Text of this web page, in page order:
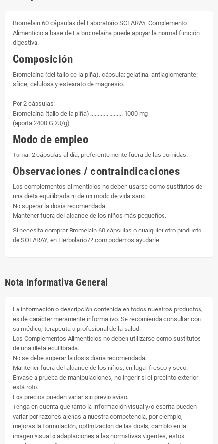
Bromelain 60 cápsulas del Laboratorio SOLARAY. Complemento
Alimenticio a base de La bromelaína puede apoyar la normal función
digestiva.
Composición
Bromelaína (del tallo de la piña), cápsula: gelatina, antiaglomerante:
sílice, celulosa y estearato de magnesio.
Por 2 cápsulas:
Bromelaína (tallo de la piña)....................... 1000 mg
(aporta 2400 GDU/g)
Modo de empleo
Tomar 2 cápsulas al día, preferentemente fuera de las comidas.
Observaciones / contraindicaciones
Los complementos alimenticios no deben usarse como sustitutos de
una dieta equilibrada ni de un modo de vida sano.
No superar la dosis recomendada.
Mantener fuera del alcance de los niños más pequeños.
Si necesita comprar Bromelain 60 cápsulas o cualquier otro producto
de SOLARAY, en Herbolario72.com podemos ayudarle.
Nota Informativa General
La información o descripción contenida en todos nuestros productos,
es de carácter meramente informativo. Se recomienda consultar con
su médico, terapeuta o profesional de la salud.
Los Complementos Alimenticios no deben utilizarse como sustitutos
de una dieta equilibrada.
No se debe superar la dosis diaria recomendada.
Mantener fuera del alcance de los niños, en lugar fresco y seco.
Envase a prueba de manipulaciones, no ingerir si el precinto exterior
está roto.
Los precios pueden variar sin previo aviso.
Tenga en cuenta que tanto la información visual y/o escrita pueden
variar por razones ajenas a nuestra competencia, por ejemplo,
mejoras la formulación, optimización de las dosis, cambio en la
imagen visual o adaptaciones a las normativas vigentes, estos